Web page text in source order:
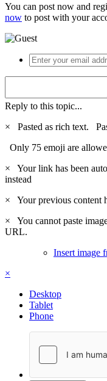
You can post now and
now to post with your
Reply to this topic...
×
Pasted as rich text.
Only 75 emoji are
×
Your link has been
instead
×
Your previous content
×
You cannot paste
URL.
Insert image
×
Desktop
Tablet
Phone